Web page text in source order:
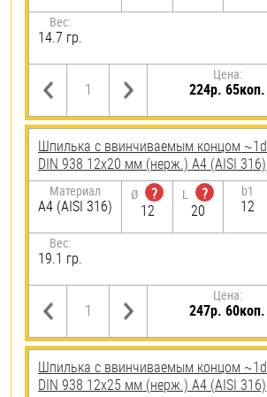
Вес:
14.7 гр.
Цена:
224р. 65коп.
Шпилька c ввинчиваемым концом ~1d
DIN 938 12х20 мм (нерж.) A4 (AISI 316)
Материал
A4 (AISI 316)
Ø
?
12
L
?
20
b1
12
Вес:
19.1 гр.
Цена:
247р. 60коп.
Шпилька c ввинчиваемым концом ~1d
DIN 938 12х25 мм (нерж.) A4 (AISI 316)